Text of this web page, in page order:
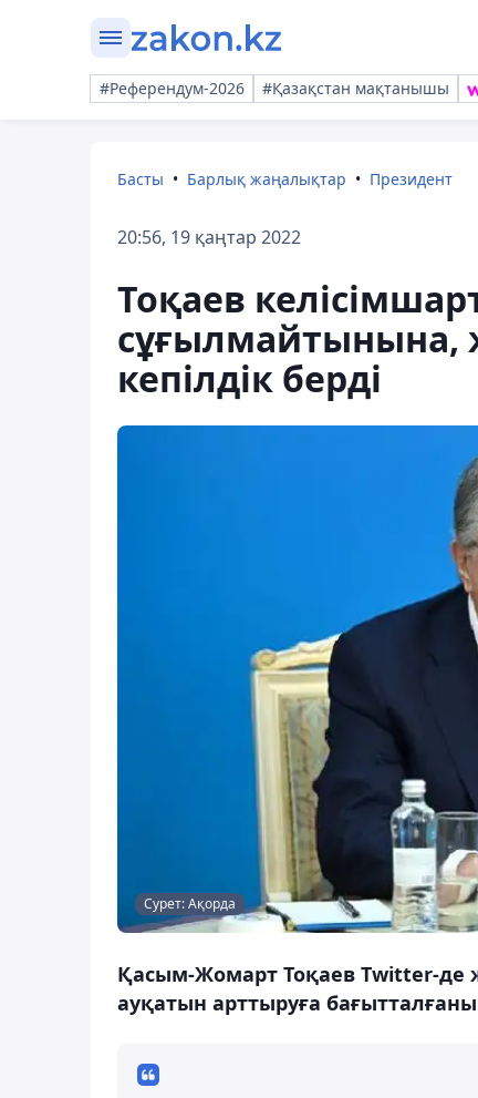
#Референдум-2026 #Қазақстан мақтанышы
Басты Барлық жаңалықтар Президент
20:56, 19 қаңтар 2022
Тоқаев
сұғылмайтынына,
кепілдік берді
Сурет: Ақорда
Қасым-Жомарт Тоқаев Twitter-де
ауқатын арттыруға